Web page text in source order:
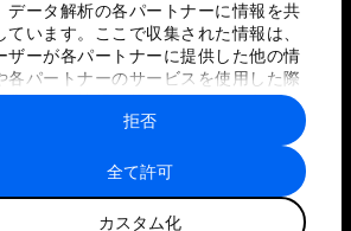
データ解析の各パートナーに情報を共
ています。ここで収集された情報は、
ザーが各パートナーに提供した他の情
各パートナーのサービスを使用した際
集された情報と組み合わされ、各パー
ーによって使用されることがありま
全て許可
カスタム化
拒否
シーポリシーと利用規約
サイトマップ